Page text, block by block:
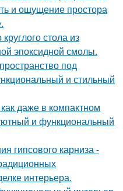
и ощущение простора
стола из
эпоксидной смолы.
под
и стильный
даже в компактном
и функциональный
гипсового карниза -
интерьера.